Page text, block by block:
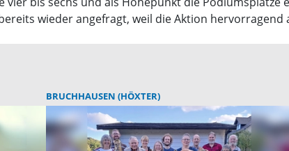
wieder angefragt, weil die Aktion
BRUCHHAUSEN (HÖXTER)